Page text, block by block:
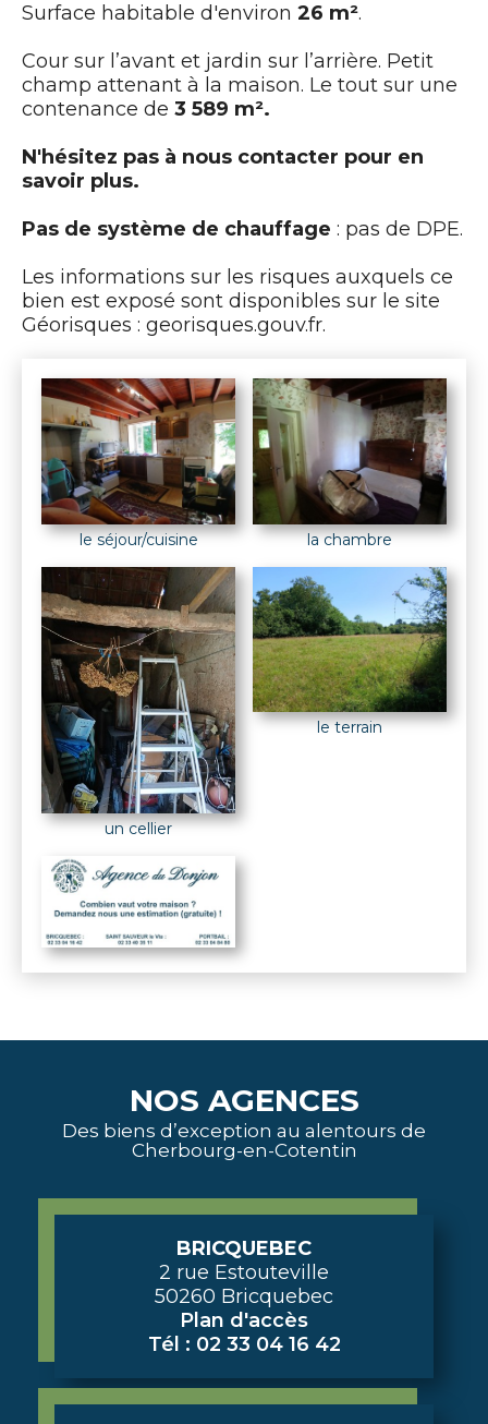
Surface habitable d'environ 26 m².
Cour sur l’avant et jardin sur l’arrière. Petit
champ attenant à la maison. Le tout sur une
contenance de 3 589 m².
N'hésitez pas à nous contacter pour en
savoir plus.
Pas de système de chauffage : pas de DPE.
Les informations sur les risques auxquels ce
bien est exposé sont disponibles sur le site
Géorisques : georisques.gouv.fr.
le séjour/cuisine la chambre
un cellier
le terrain
NOS AGENCES
Des biens d’exception au alentours de
Cherbourg-en-Cotentin
BRICQUEBEC
2 rue Estouteville
50260 Bricquebec
Plan d'accès
Tél : 02 33 04 16 42